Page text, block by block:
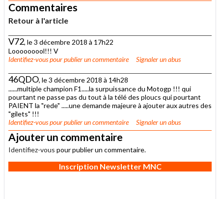
Commentaires
Retour à l'article
V72, le 3 décembre 2018 à 17h22
Looooooool!!! V
Identifiez-vouspour publier un commentaire Signaler un abus
46QDO, le 3 décembre 2018 à 14h28
......multiple champion F1.....la surpuissance du Motogp !!! qui
pourtant ne passe pas du tout à la télé des ploucs qui pourtant
PAIENT la "rede" .....une demande majeure à ajouter aux autres des
"gilets" !!!
Identifiez-vouspour publier un commentaire Signaler un abus
Ajouter un commentaire
Identifiez-vous pour publier un commentaire.
Inscription Newsletter MNC